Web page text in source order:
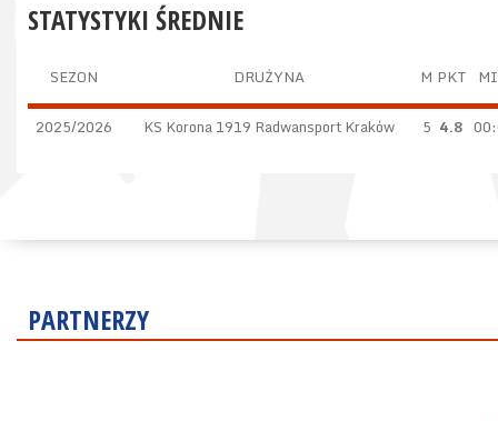
STATYSTYKI ŚREDNIE
SEZON DRUŻYNA M PKT
2025/2026 KS Korona 1919 Radwansport Kraków 5 4.8
PARTNERZY